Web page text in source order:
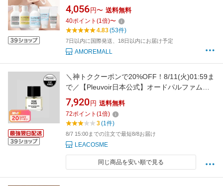
ーション + クリーム / 全7種 ) 【 イリユン 】 乳
液 保湿 ボディ 肌 弾力 乾燥 肌バリア 敏感肌 低
刺激 無刺激 うるおい 水分 顔 韓国 コスメ スキ
ン ケア クリーム 化粧品
4,056 円〜 送料無料
40ポイント (1倍)〜
4.83(53件)
7日以内に国際発送、18日以内にお届け予定
AMOREMALL
＼神トククーポンで20%OFF！8/11(火)01:59ま
で／【Pleuvoir日本公式】オードパルファム
（香水）ヒノキ ムスク ウッディ ジャスミン レ
ディース 香り フレグランス 女性 ギフト プレゼ
ント 誕生日 韓国コスメBTS テテ愛用 ジェニ愛
用ビーガン ヴィーガン
7,920 円 送料無料
72ポイント (1倍)
3(1件)
8/7 15:00までの注文で最短8/8お届け
LEACOSME
同じ商品を安い順で見る